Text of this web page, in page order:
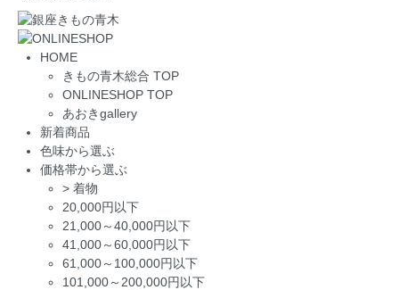
HOME
きもの青木総合 TOP
ONLINESHOP TOP
あおきgallery
新着商品
色味から選ぶ
価格帯から選ぶ
> 着物
20,000円以下
21,000～40,000円以下
41,000～60,000円以下
61,000～100,000円以下
101,000～200,000円以下